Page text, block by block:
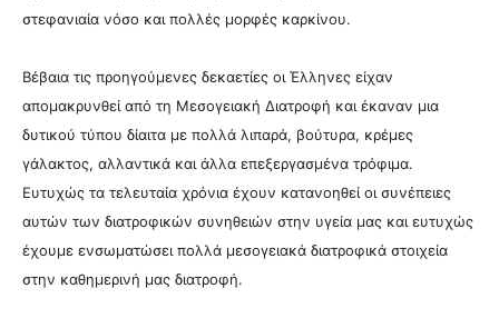
στεφανιαία νόσο και πολλές μορφές καρκίνου.
Βέβαια τις προηγούμενες δεκαετίες οι Έλληνες είχαν
απομακρυνθεί από τη Μεσογειακή Διατροφή και έκαναν μια
δυτικού τύπου δίαιτα με πολλά λιπαρά, βούτυρα, κρέμες
γάλακτος, αλλαντικά και άλλα επεξεργασμένα τρόφιμα.
Ευτυχώς τα τελευταία χρόνια έχουν κατανοηθεί οι συνέπειες
αυτών των διατροφικών συνηθειών στην υγεία μας και ευτυχώς
έχουμε ενσωματώσει πολλά μεσογειακά διατροφικά στοιχεία
στην καθημερινή μας διατροφή.